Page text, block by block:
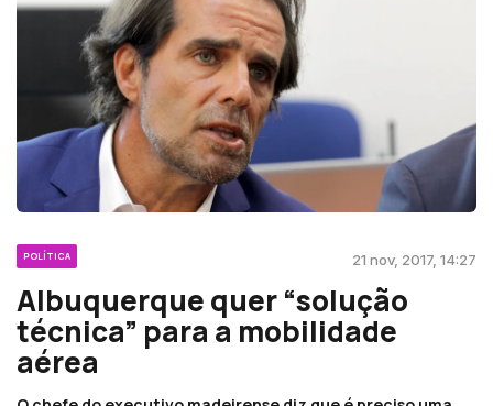
POLÍTICA 21 nov, 2017, 14:27
Albuquerque quer “solução
técnica” para a mobilidade
aérea